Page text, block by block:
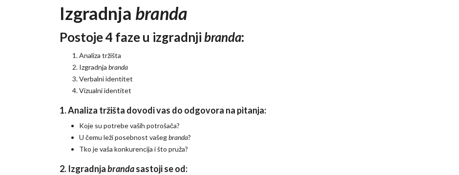
Izgradnja branda
Postoje 4 faze u izgradnji branda:
Analiza tržišta
Izgradnja branda
Verbalni identitet
Vizualni identitet
1. Analiza tržišta dovodi vas do odgovora na pitanja:
Koje su potrebe vaših potrošača?
U čemu leži posebnost vašegbranda?
Tko je vaša konkurencija i što pruža?
2. Izgradnjabrandasastoji se od: